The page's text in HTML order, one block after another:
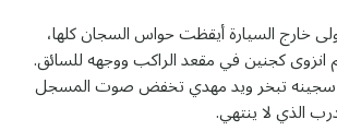
خارج السيارة أيقظت حواس السجان كلها،
انزوى كجنين في مقعد الراكب ووجهه للسائق.
سجينه تبخر ويد مهدي تخفض صوت المسجل
الذي لا ينتهي.